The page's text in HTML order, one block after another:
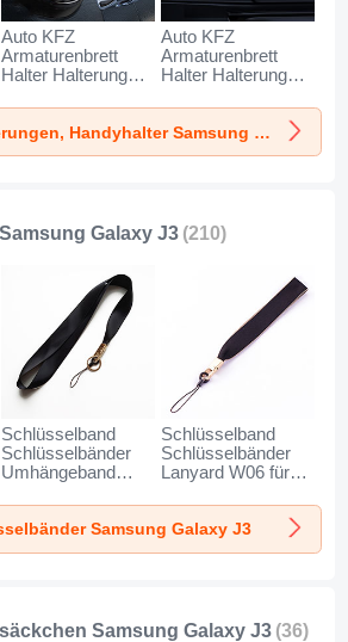
Auto KFZ
Armaturenbrett
Halter Halterung
AutoHalter
Halterungung
Handy BS3 für
Auto KFZ
Armaturenbrett
Halter Halterung
AutoHalter
Halterungung
Magnet Handy BS1
Mehr KFZ-Halterungen, Handyhalter Samsung Galaxy J3
Galaxy J3 (210)
Schlüsselband
Schlüsselbänder
Umhängeband
Samsung Galaxy
J3 Schwarz
Schlüsselband
Schlüsselbänder
Lanyard W06 für
J3 Schwarz
Samsung Galaxy J3
Samsung Galaxy J3 (36)